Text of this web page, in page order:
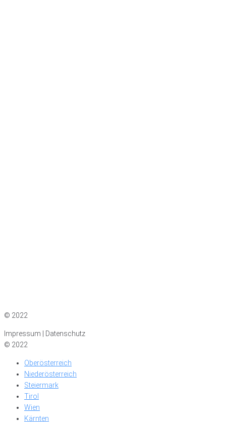
© 2022
Impressum | Datenschutz
© 2022
Oberösterreich
Niederösterreich
Steiermark
Tirol
Wien
Kärnten